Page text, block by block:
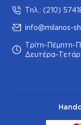
Τηλ.: (210)
info@milanos-
Τρίτη-Πέμπτη-
Δευτέρα-